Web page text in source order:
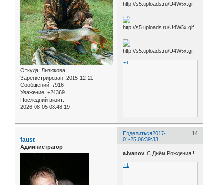
Откуда: Лизюкова
Зарегистрирован: 2015-12-21
Сообщений: 7916
Уважение: +24369
Последний визит:
2026-08-05 08:48:19
+1
Поделиться 14
2017-
01-25 06:39:33
faust
Администратор
а.ivanov , С Днём Рождения!!!
+1